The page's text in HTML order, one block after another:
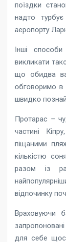
поїздки
надто
аеропорту
Інші
викликати
що обидва
обговоримо в
швидко
Протарас –
частині
піщаними
кількістю
разом із
відпочинку
Враховуючи
для себе